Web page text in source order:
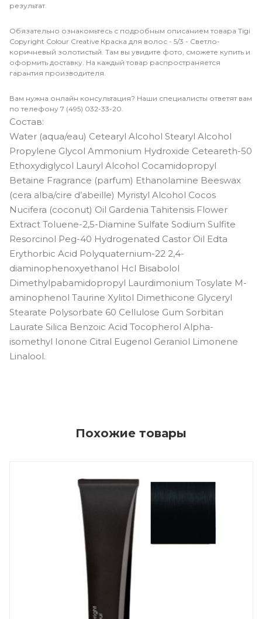
результат.
Обязательно ознакомьтесь с подробным описанием товара Tigi
Copyright Сolour Creative Краска для волос - 5/3 - Светло-
коричневый золотистый. Там вы увидите фото, сможете купить и
оформить доставку. На каждый товар распространяется
гарантия производителя.
Вам нужна онлайн консультация? Наши специалисты ответят вам
по телефону 7 (495) 032-33-20.
Состав:
Water (aqua/eau) Cetearyl Alcohol Stearyl Alcohol
Propylene Glycol Ammonium Hydroxide Ceteareth-50
Ethoxydiglycol Lauryl Alcohol Cocamidopropyl
Betaine Fragrance (parfum) Ethanolamine Beeswax
(cera alba/cire d’abeille) Myristyl Alcohol Cocos
Nucifera (coconut) Oil Gardenia Tahitensis Flower
Extract Toluene-2,5-Diamine Sulfate Sodium Sulfite
Resorcinol Peg-40 Hydrogenated Castor Oil Edta
Erythorbic Acid Polyquaternium-22 2,4-
diaminophenoxyethanol Hcl Bisabolol
Dimethylpabamidopropyl Laurdimonium Tosylate M-
aminophenol Taurine Xylitol Dimethicone Glyceryl
Stearate Polysorbate 60 Cellulose Gum Sorbitan
Laurate Silica Benzoic Acid Tocopherol Alpha-
isomethyl Ionone Citral Eugenol Geraniol Limonene
Linalool.
Похожие товары